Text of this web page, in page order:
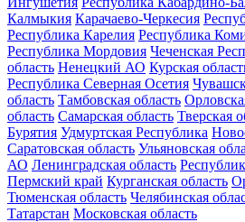
Калмыкия Карачаево-Черкесия
Республика Карелия Республика
Республика Мордовия Чеченская
область Ненецкий АО Курская
Республика Северная Осетия
область Тамбовская область
область Самарская область Тверская
Бурятия Удмуртская Республика
Саратовская область Ульяновская
АО Ленинградская область
Пермский край Курганская область
Тюменская область Челябинская
Татарстан Московская область